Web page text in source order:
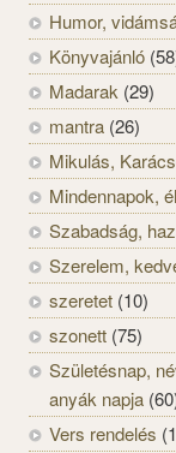
Humor,
Könyvajánló
Madarak (29)
mantra (26)
Mikulás,
Mindennapok,
Szabadság,
Szerelem,
szeretet (10)
szonett (75)
Születésnap,
anyák napja
Vers rendelés